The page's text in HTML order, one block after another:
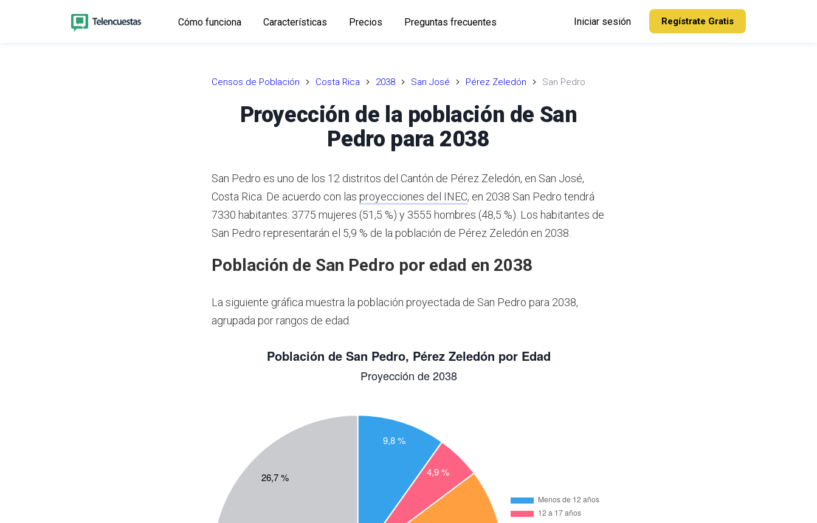
Cómo funciona Características Precios Preguntas frecuentes Iniciar sesión Regístrate Gratis
Censos de Población Costa Rica 2038 San José Pérez Zeledón San Pedro
Proyección de la población de San
Pedro para 2038
San Pedro es uno de los 12 distritos del Cantón de Pérez Zeledón, en San José,
Costa Rica. De acuerdo con las proyecciones del INEC, en 2038 San Pedro tendrá
7330 habitantes: 3775 mujeres (51,5 %) y 3555 hombres (48,5 %). Los habitantes de
San Pedro representarán el 5,9 % de la población de Pérez Zeledón en 2038.
Población de San Pedro por edad en 2038
La siguiente gráfica muestra la población proyectada de San Pedro para 2038,
agrupada por rangos de edad.